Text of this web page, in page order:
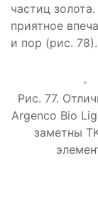
частиц
приятное
и пор (рис. 78).
Рис. 77.
Argenco Bio
заметны